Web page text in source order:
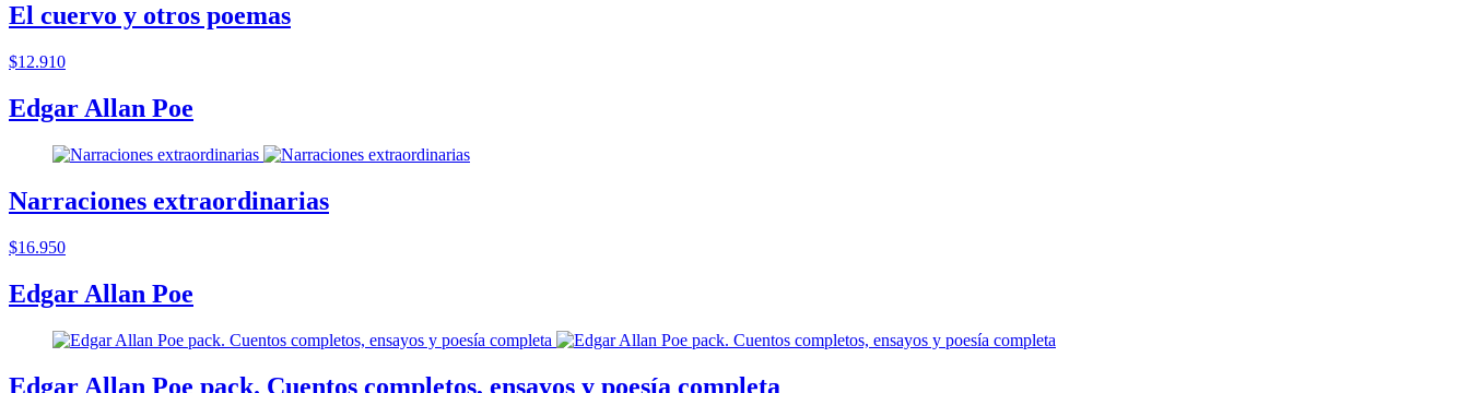
El cuervo y otros poemas
$12.910
Edgar Allan Poe
Narraciones extraordinarias
$16.950
Edgar Allan Poe
Edgar Allan Poe pack. Cuentos completos, ensayos y poesía completa